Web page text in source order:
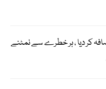
کر دیا ، ہر خطرے سے نمٹنے